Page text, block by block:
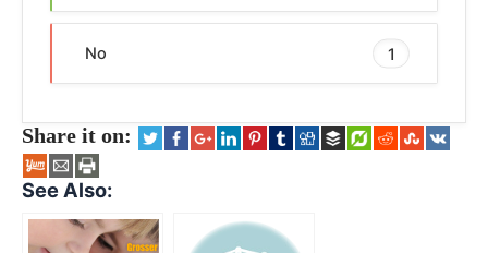
No 1
Share it on:
See Also: